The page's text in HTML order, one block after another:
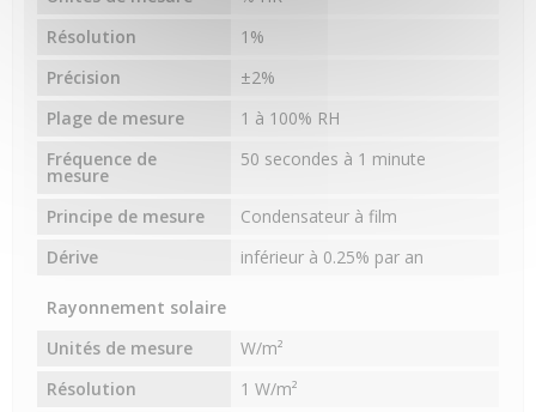
Résolution
1%
Précision
±2%
Plage de mesure
1 à 100% RH
Fréquence de
mesure
50 secondes à 1 minute
Principe de mesure
Condensateur à film
Dérive
inférieur à 0.25% par an
Rayonnement solaire
Unités de mesure
W/m²
Résolution
1 W/m²